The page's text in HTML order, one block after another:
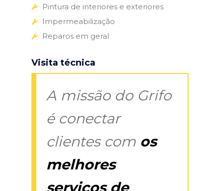
Pintura de interiores e exteriores
Impermeabilização
Reparos em geral
Visita técnica
A missão do Grifo
é conectar
clientes com os
melhores
serviços de